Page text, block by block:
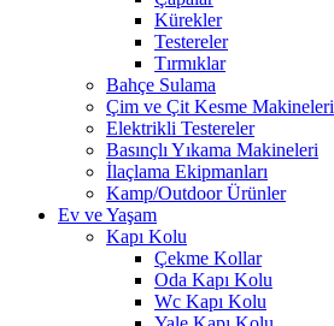
Kürekler
Testereler
Tırmıklar
Bahçe Sulama
Çim ve Çit Kesme Makineleri
Elektrikli Testereler
Basınçlı Yıkama Makineleri
İlaçlama Ekipmanları
Kamp/Outdoor Ürünler
Ev ve Yaşam
Kapı Kolu
Çekme Kollar
Oda Kapı Kolu
Wc Kapı Kolu